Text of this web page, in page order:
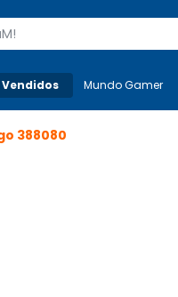
Mais-v-
Mundo Gamer
388080